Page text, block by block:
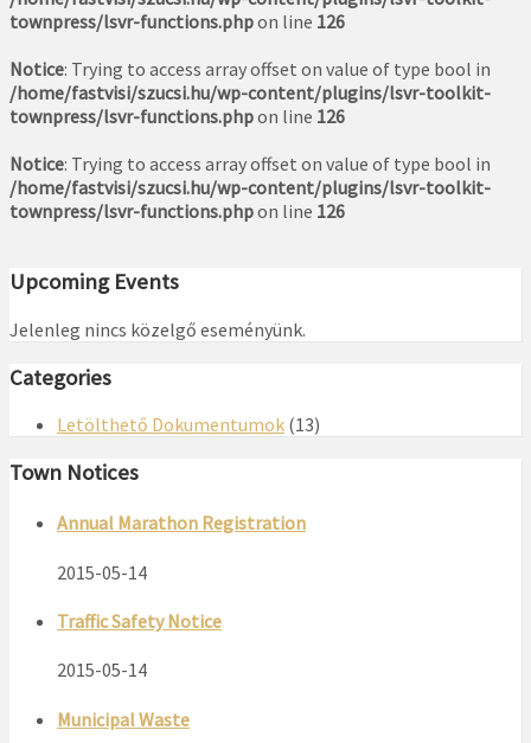
townpress/lsvr-functions.phpon line 126
Notice: Trying to access array offset on value of type bool in
/home/fastvisi/szucsi.hu/wp-content/plugins/lsvr-toolkit-
townpress/lsvr-functions.phpon line 126
Notice: Trying to access array offset on value of type bool in
/home/fastvisi/szucsi.hu/wp-content/plugins/lsvr-toolkit-
townpress/lsvr-functions.phpon line 126
Upcoming Events
Jelenleg nincs közelgő eseményünk.
Categories
Letölthető Dokumentumok (13)
Town Notices
Annual Marathon Registration
2015-05-14
Traffic Safety Notice
2015-05-14
Municipal Waste